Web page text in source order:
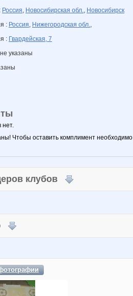
Россия, Новосибирская обл., Новосибирск
: Россия, Нижегородская обл.,
: Гвардейская, 7
указаны
нет.
Чтобы оставить комплимент необходимо
клубов